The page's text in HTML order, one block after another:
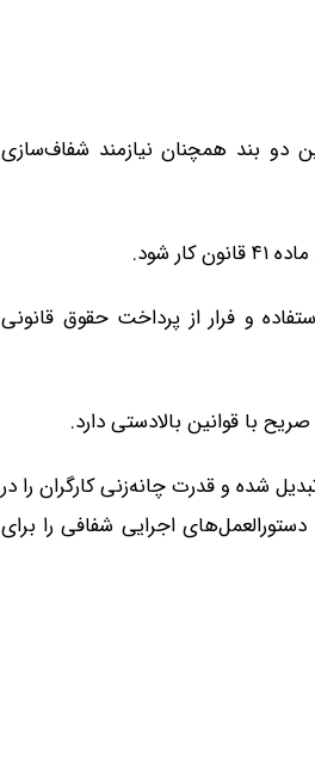
دو بند همچنان نیازمند شفاف‌سازی
شود.
و فرار از پرداخت حقوق قانونی
با قوانین بالادستی دارد.
شده و قدرت چانه‌زنی کارگران را در
اجرایی شفافی را برای